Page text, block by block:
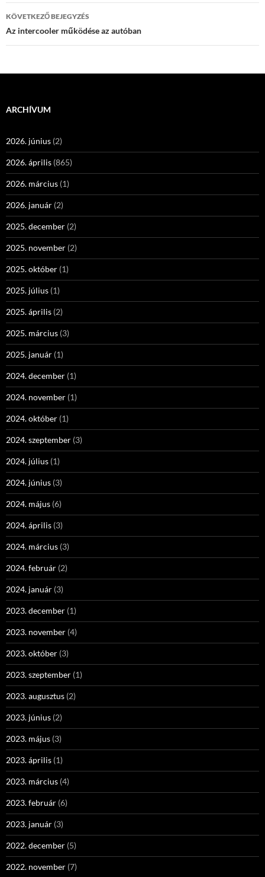
KÖVETKEZŐ BEJEGYZÉS
Az intercooler működése az autóban
ARCHÍVUM
2026. június (2)
2026. április (865)
2026. március (1)
2026. január (2)
2025. december (2)
2025. november (2)
2025. október (1)
2025. július (1)
2025. április (2)
2025. március (3)
2025. január (1)
2024. december (1)
2024. november (1)
2024. október (1)
2024. szeptember (3)
2024. július (1)
2024. június (3)
2024. május (6)
2024. április (3)
2024. március (3)
2024. február (2)
2024. január (3)
2023. december (1)
2023. november (4)
2023. október (3)
2023. szeptember (1)
2023. augusztus (2)
2023. június (2)
2023. május (3)
2023. április (1)
2023. március (4)
2023. február (6)
2023. január (3)
2022. december (5)
2022. november (7)